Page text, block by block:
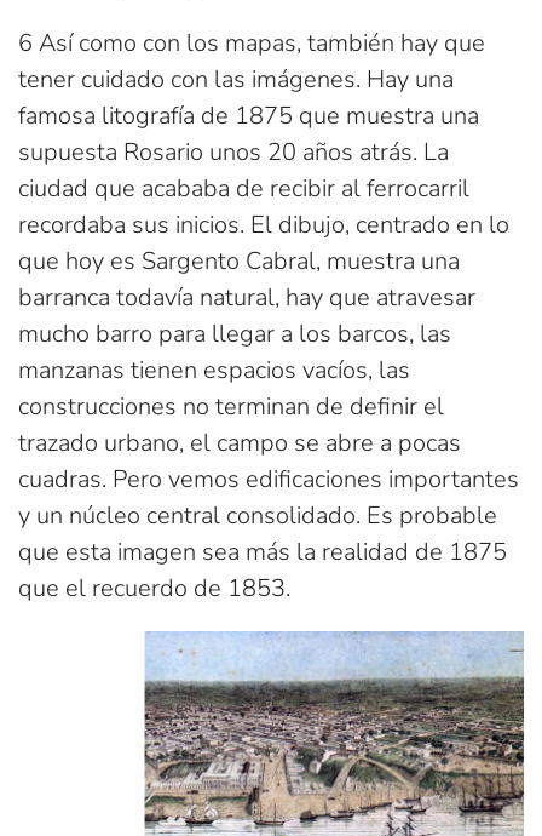
6 Así como con los mapas, también hay que
tener cuidado con las imágenes. Hay una
famosa litografía de 1875 que muestra una
supuesta Rosario unos 20 años atrás. La
ciudad que acababa de recibir al ferrocarril
recordaba sus inicios. El dibujo, centrado en lo
que hoy es Sargento Cabral, muestra una
barranca todavía natural, hay que atravesar
mucho barro para llegar a los barcos, las
manzanas tienen espacios vacíos, las
construcciones no terminan de definir el
trazado urbano, el campo se abre a pocas
cuadras. Pero vemos edificaciones importantes
y un núcleo central consolidado. Es probable
que esta imagen sea más la realidad de 1875
que el recuerdo de 1853.